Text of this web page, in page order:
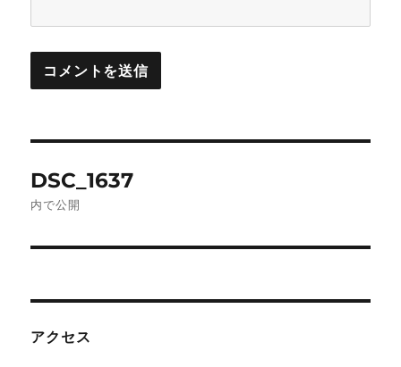
稿
ゲ
ー
DSC_1637
内で公開
アクセス